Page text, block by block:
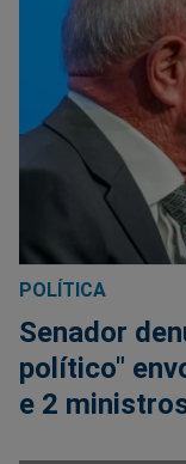
POLÍTICA
Senador
político"
e 2